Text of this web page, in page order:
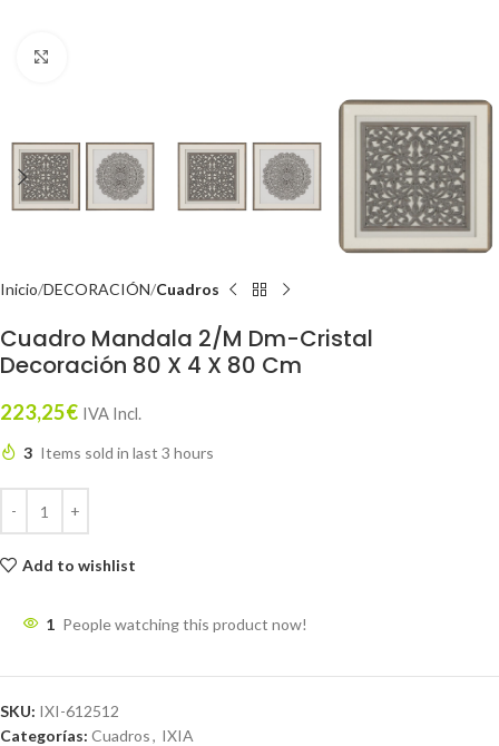
Inicio DECORACIÓN Cuadros
Cuadro Mandala 2/M Dm-Cristal
Decoración 80 X 4 X 80 Cm
223,25€ IVA Incl.
3 Items sold in last 3 hours
Add to wishlist
1 People watching this product now!
SKU: IXI-612512
Categorías: Cuadros, IXIA